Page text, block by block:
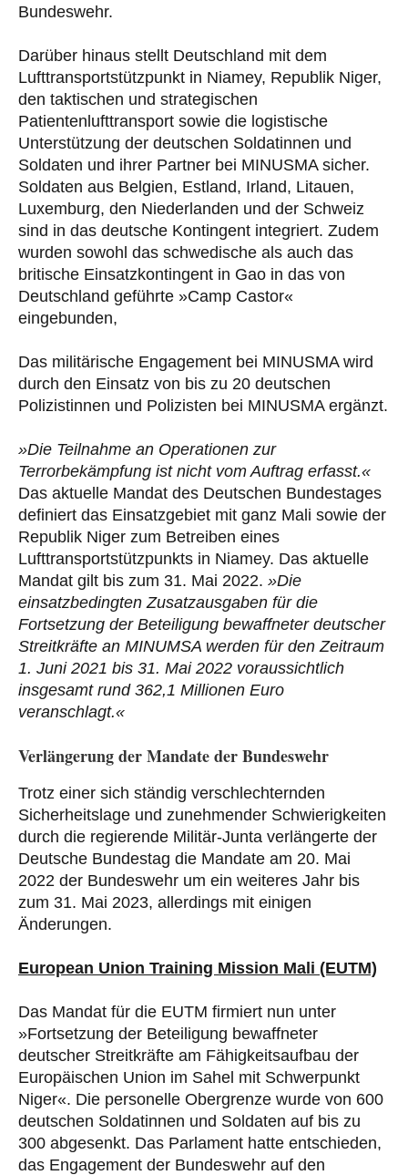
Bundeswehr.
Darüber hinaus stellt Deutschland mit dem
Lufttransportstützpunkt in Niamey, Republik Niger,
den taktischen und strategischen
Patientenlufttransport sowie die logistische
Unterstützung der deutschen Soldatinnen und
Soldaten und ihrer Partner bei MINUSMA sicher.
Soldaten aus Belgien, Estland, Irland, Litauen,
Luxemburg, den Niederlanden und der Schweiz
sind in das deutsche Kontingent integriert. Zudem
wurden sowohl das schwedische als auch das
britische Einsatzkontingent in Gao in das von
Deutschland geführte »Camp Castor«
eingebunden,
Das militärische Engagement bei MINUSMA wird
durch den Einsatz von bis zu 20 deutschen
Polizistinnen und Polizisten bei MINUSMA ergänzt.
»Die Teilnahme an Operationen zur
Terrorbekämpfung ist nicht vom Auftrag erfasst.«
Das aktuelle Mandat des Deutschen Bundestages
definiert das Einsatzgebiet mit ganz Mali sowie der
Republik Niger zum Betreiben eines
Lufttransportstützpunkts in Niamey. Das aktuelle
Mandat gilt bis zum 31. Mai 2022. »Die
einsatzbedingten Zusatzausgaben für die
Fortsetzung der Beteiligung bewaffneter deutscher
Streitkräfte an MINUMSA werden für den Zeitraum
1. Juni 2021 bis 31. Mai 2022 voraussichtlich
insgesamt rund 362,1 Millionen Euro
veranschlagt.«
Verlängerung der Mandate der Bundeswehr
Trotz einer sich ständig verschlechternden
Sicherheitslage und zunehmender Schwierigkeiten
durch die regierende Militär-Junta verlängerte der
Deutsche Bundestag die Mandate am 20. Mai
2022 der Bundeswehr um ein weiteres Jahr bis
zum 31. Mai 2023, allerdings mit einigen
Änderungen.
European Union Training Mission Mali (EUTM)
Das Mandat für die EUTM firmiert nun unter
»Fortsetzung der Beteiligung bewaffneter
deutscher Streitkräfte am Fähigkeitsaufbau der
Europäischen Union im Sahel mit Schwerpunkt
Niger«. Die personelle Obergrenze wurde von 600
deutschen Soldatinnen und Soldaten auf bis zu
300 abgesenkt. Das Parlament hatte entschieden,
das Engagement der Bundeswehr auf den